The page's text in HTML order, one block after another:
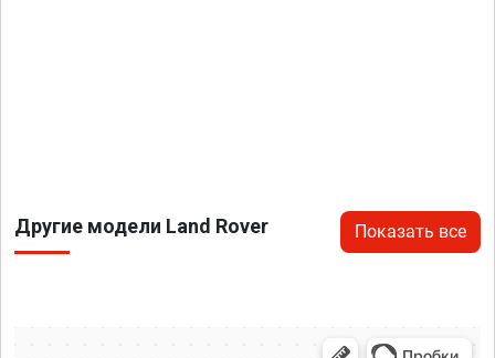
Другие модели Land Rover Показать все